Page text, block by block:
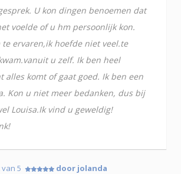
U kon dingen benoemen dat
voelde of u hm persoonlijk kon.
te ervaren,ik hoefde niet veel.te
u zelf. Ik ben heel
alles komt of gaat goed. Ik ben een
Kon u niet meer bedanken, dus bij
Louisa.Ik vind u geweldig!
5
door jolanda